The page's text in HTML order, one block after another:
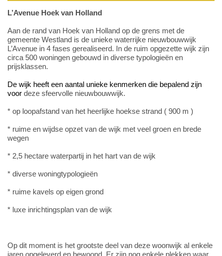
L’Avenue Hoek van Holland
Aan de rand van Hoek van Holland op de grens met de
gemeente Westland is de unieke waterrijke nieuwbouwwijk
L’Avenue in 4 fases gerealiseerd. In de ruim opgezette wijk zijn
circa 500 woningen gebouwd in diverse typologieën en
prijsklassen.
De wijk heeft een aantal unieke kenmerken die bepalend zijn
voor deze sfeervolle nieuwbouwwijk.
* op loopafstand van het heerlijke hoekse strand ( 900 m )
* ruime en wijdse opzet van de wijk met veel groen en brede
wegen
* 2,5 hectare waterpartij in het hart van de wijk
* diverse woningtypologieën
* ruime kavels op eigen grond
* luxe inrichtingsplan van de wijk
Op dit moment is het grootste deel van deze woonwijk al enkele
jaren opgeleverd en bewoond. Er zijn nog enkele plekken waar